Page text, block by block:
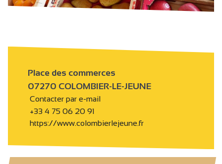
Place des commerces
07270 COLOMBIER-LE-JEUNE
Contacter par e-mail
+33 4 75 06 20 91
https://www.colombierlejeune.fr